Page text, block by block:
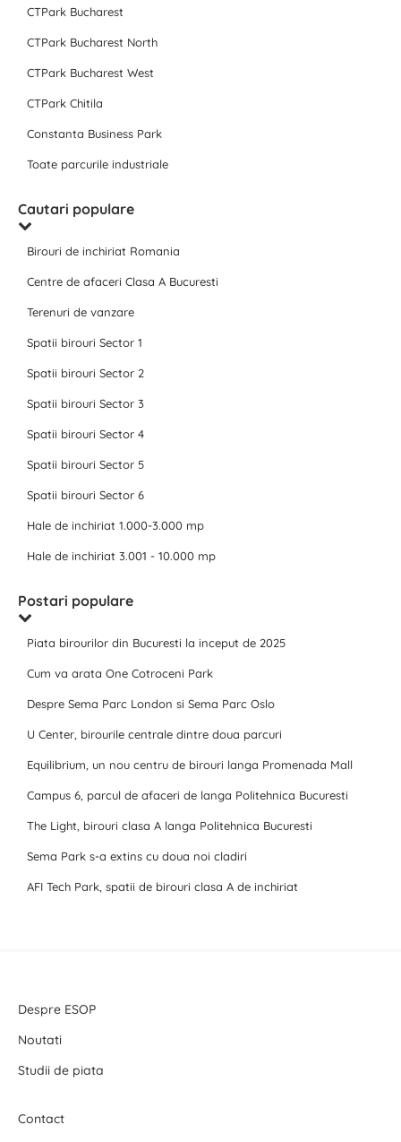
CTPark Bucharest
CTPark Bucharest North
CTPark Bucharest West
CTPark Chitila
Constanta Business Park
Toate parcurile industriale
Cautari populare
Birouri de inchiriat Romania
Centre de afaceri Clasa A Bucuresti
Terenuri de vanzare
Spatii birouri Sector 1
Spatii birouri Sector 2
Spatii birouri Sector 3
Spatii birouri Sector 4
Spatii birouri Sector 5
Spatii birouri Sector 6
Hale de inchiriat 1.000-3.000 mp
Hale de inchiriat 3.001 - 10.000 mp
Postari populare
Piata birourilor din Bucuresti la inceput de 2025
Cum va arata One Cotroceni Park
Despre Sema Parc London si Sema Parc Oslo
U Center, birourile centrale dintre doua parcuri
Equilibrium, un nou centru de birouri langa Promenada Mall
Campus 6, parcul de afaceri de langa Politehnica Bucuresti
The Light, birouri clasa A langa Politehnica Bucuresti
Sema Park s-a extins cu doua noi cladiri
AFI Tech Park, spatii de birouri clasa A de inchiriat
Despre ESOP
Noutati
Studii de piata
Contact